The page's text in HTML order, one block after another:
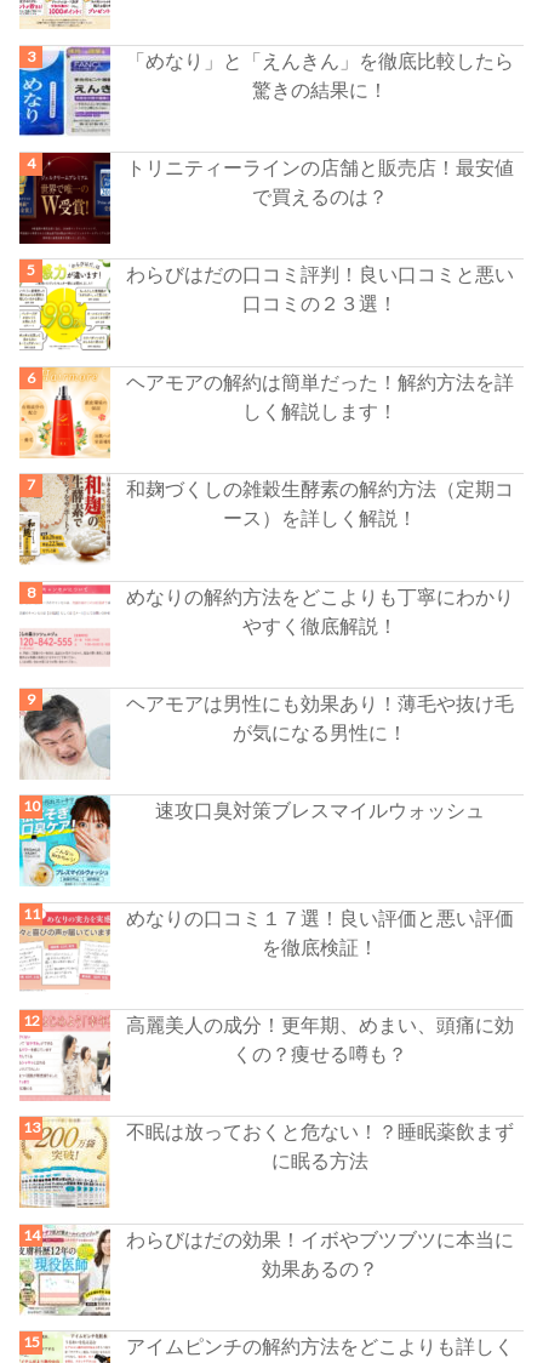
「めなり」と「えんきん」を徹底比較したら
驚きの結果に！
トリニティーラインの店舗と販売店！最安値
で買えるのは？
わらびはだの口コミ評判！良い口コミと悪い
口コミの２３選！
ヘアモアの解約は簡単だった！解約方法を詳
しく解説します！
和麹づくしの雑穀生酵素の解約方法（定期コ
ース）を詳しく解説！
めなりの解約方法をどこよりも丁寧にわかり
やすく徹底解説！
ヘアモアは男性にも効果あり！薄毛や抜け毛
が気になる男性に！
速攻口臭対策ブレスマイルウォッシュ
めなりの口コミ１７選！良い評価と悪い評価
を徹底検証！
高麗美人の成分！更年期、めまい、頭痛に効
くの？痩せる噂も？
不眠は放っておくと危ない！？睡眠薬飲まず
に眠る方法
わらびはだの効果！イボやブツブツに本当に
効果あるの？
アイムピンチの解約方法をどこよりも詳しく